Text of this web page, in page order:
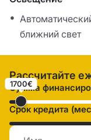
ближний свет
Рассчитайте
Сумма
1700€
Срок кредита